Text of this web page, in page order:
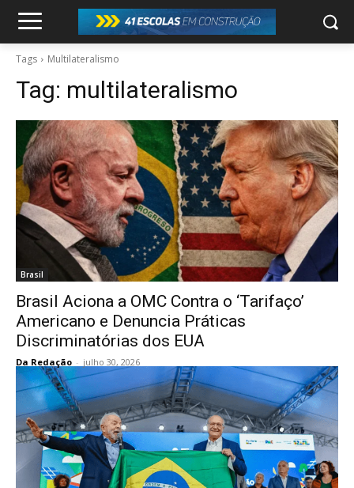
Tags Multilateralismo
Tag: multilateralismo
Brasil
Brasil Aciona a OMC Contra o ‘Tarifaço’
Americano e Denuncia Práticas
Discriminatórias dos EUA
Da Redação - julho 30, 2026